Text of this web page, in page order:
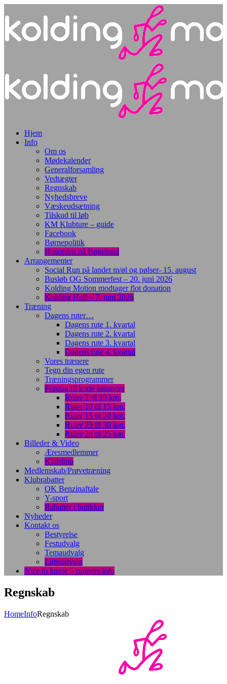
Hjem
Info
Om os
Mødekalender
Generalforsamling
Vedtægter
Regnskab
Nyhedsbreve
Væskeudsætning
Tilskud til løb
KM Klubture – guide
Facebook
Børnepolitik
Husorden på Bøgelund
Arrangementer
Social Run på landet m/øl og pølser- 15. august
Busløb OG Sommerfest – 20. juni 2026
Kolding Motion modtager flot donation
Kolding Half – 7. juni 2026
Træning
Dagens ruter…
Dagens rute 1. kvartal
Dagens rute 2. kvartal
Dagens rute 3. kvartal
Dagens rute 4. kvartal
Vores trænere
Tegn din egen rute
Træningsprogrammer
Forslag til korte løbsruter
Ruter 2 til 10 km.
Ruter 10 til 15 km.
Ruter 15 til 20 km.
Ruter 25 til 30 km.
Ruter 20 til 25 km.
Billeder & Video
Æresmedlemmer
Klubfoto
Medlemskab/Prøvetræning
Klubrabatter
OK Benzinaftale
Y-sport
Rabatter i butikker
Nyheder
Kontakt os
Bestyrelse
Festudvalg
Temaudvalg
Løbsudvalg
Nice to know – runners info
Regnskab
HomeInfoRegnskab